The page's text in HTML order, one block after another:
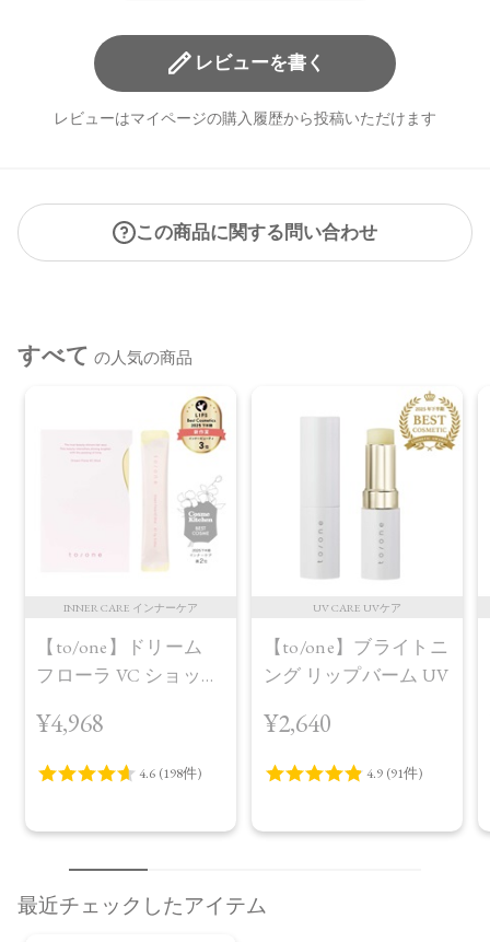
レビューを書く
レビューはマイページの購入履歴から投稿いただけます
この商品に関する問い合わせ
すべて の人気の商品
INNER CARE インナーケア
【to/one】ドリーム
フローラ VC ショット
¥4,968
UV CARE UVケア
【to/one】ブライトニ
ング リップバーム UV
¥2,640
最近チェックしたアイテム